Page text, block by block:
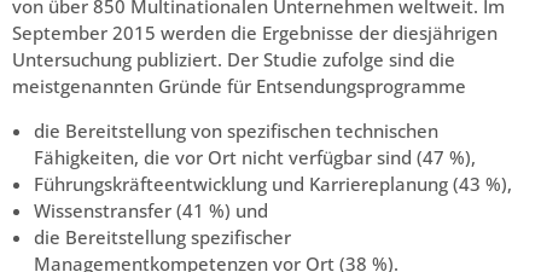
von über 850 Multinationalen Unternehmen weltweit. Im
September 2015 werden die Ergebnisse der diesjährigen
Untersuchung publiziert. Der Studie zufolge sind die
meistgenannten Gründe für Entsendungsprogramme
die Bereitstellung von spezifischen technischen
Fähigkeiten, die vor Ort nicht verfügbar sind (47 %),
Führungskräfteentwicklung und Karriereplanung (43 %),
Wissenstransfer (41 %) und
die Bereitstellung spezifischer
Managementkompetenzen vor Ort (38 %).